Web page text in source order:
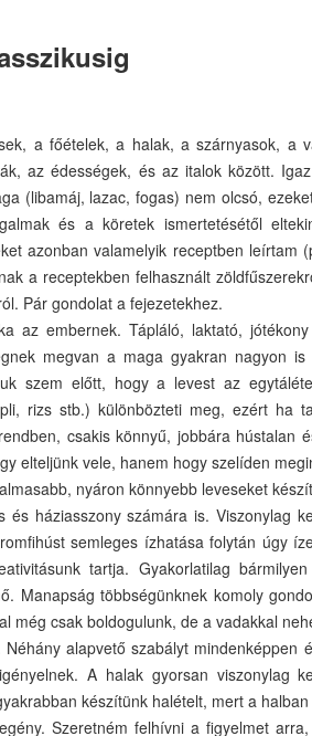
a főételek, a halak, a szárnyasok, a
az édességek, és az italok között.
(libamáj, lazac, fogas) nem olcsó,
és a köretek ismertetésétől
azonban valamelyik receptben leírtam
a receptekben felhasznált
Pár gondolat a fejezetekhez.
az embernek. Tápláló, laktató, jótékony
megvan a maga gyakran nagyon is
szem előtt, hogy a levest az
rizs stb.) különbözteti meg, ezért ha
csakis könnyű, jobbára hústalan
elteljünk vele, hanem hogy szelíden
nyáron könnyebb leveseket
háziasszony számára is. Viszonylag
semleges ízhatása folytán úgy
tartja. Gyakorlatilag
Manapság többségünknek komoly
még csak boldogulunk, de a vadakkal
alapvető szabályt mindenképpen
A halak gyorsan viszonylag
készítünk halételt, mert a
Szeretném felhívni a figyelmet